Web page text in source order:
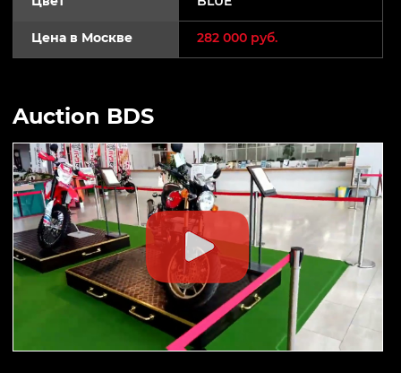
Цена в Москве 282 000 руб.
Auction BDS